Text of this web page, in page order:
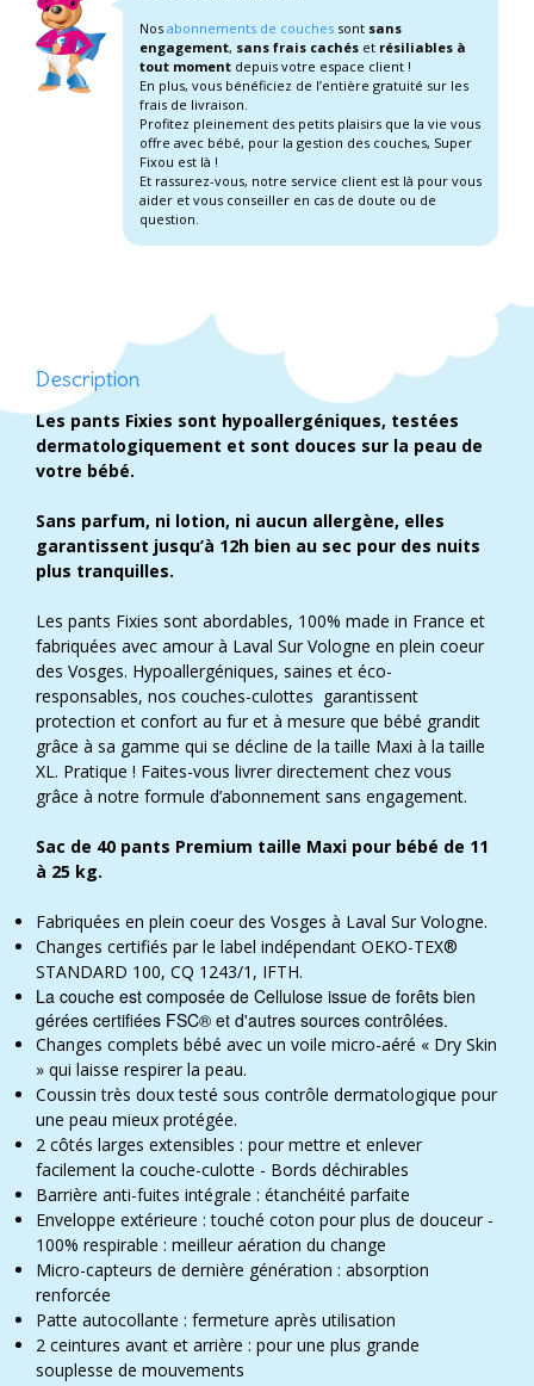
Nos abonnements de couches sont sans
engagement, sans frais cachés et résiliables à
tout moment depuis votre espace client !
En plus, vous bénéficiez de l’entière gratuité sur les
frais de livraison.
Profitez pleinement des petits plaisirs que la vie vous
offre avec bébé, pour la gestion des couches, Super
Fixou est là !
Et rassurez-vous, notre service client est là pour vous
aider et vous conseiller en cas de doute ou de
question.
Description
Les pants Fixies sont hypoallergéniques, testées
dermatologiquement et sont douces sur la peau de
votre bébé.
Sans parfum, ni lotion, ni aucun allergène, elles
garantissent jusqu’à 12h bien au sec pour des nuits
plus tranquilles.
Les pants Fixies sont abordables, 100% made in France et
fabriquées avec amour à Laval Sur Vologne en plein coeur
des Vosges. Hypoallergéniques, saines et éco-
responsables, nos couches-culottes garantissent
protection et confort au fur et à mesure que bébé grandit
grâce à sa gamme qui se décline de la taille Maxi à la taille
XL. Pratique ! Faites-vous livrer directement chez vous
grâce à notre formule d’abonnement sans engagement.
Sac de 40 pants Premium taille Maxi pour bébé de 11
à 25 kg.
Fabriquées en plein coeur des Vosges à Laval Sur Vologne.
Changes certifiés par le label indépendant OEKO-TEX®
STANDARD 100, CQ 1243/1, IFTH.
La couche est composée de Cellulose issue de forêts bien
gérées certifiées FSC® et d'autres sources contrôlées.
Changes complets bébé avec un voile micro-aéré « Dry Skin
» qui laisse respirer la peau.
Coussin très doux testé sous contrôle dermatologique pour
une peau mieux protégée.
2 côtés larges extensibles : pour mettre et enlever
facilement la couche-culotte - Bords déchirables
Barrière anti-fuites intégrale : étanchéité parfaite
Enveloppe extérieure : touché coton pour plus de douceur -
100% respirable : meilleur aération du change
Micro-capteurs de dernière génération : absorption
renforcée
Patte autocollante : fermeture après utilisation
2 ceintures avant et arrière : pour une plus grande
souplesse de mouvements